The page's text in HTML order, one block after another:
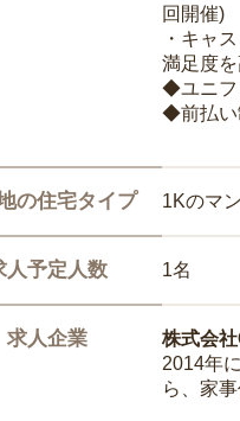
回開催)
・キャ
満足度
◆ユニフ
◆前払い
の住宅タイプ 1Kのマ
人予定人数 1名
求人企業
株式会
2014年
ら、家